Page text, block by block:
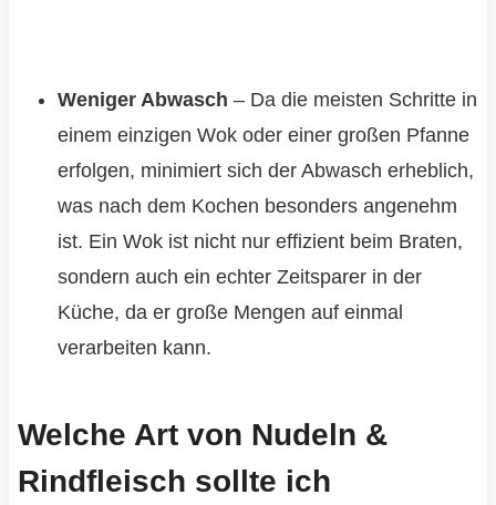
Weniger Abwasch – Da die meisten Schritte in
einem einzigen Wok oder einer großen Pfanne
erfolgen, minimiert sich der Abwasch erheblich,
was nach dem Kochen besonders angenehm
ist. Ein Wok ist nicht nur effizient beim Braten,
sondern auch ein echter Zeitsparer in der
Küche, da er große Mengen auf einmal
verarbeiten kann.
Welche Art von Nudeln &
Rindfleisch sollte ich